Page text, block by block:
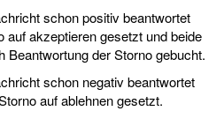
schon positiv beantwortet
auf akzeptieren gesetzt und beide
Beantwortung der Storno gebucht.
schon negativ beantwortet
auf ablehnen gesetzt.